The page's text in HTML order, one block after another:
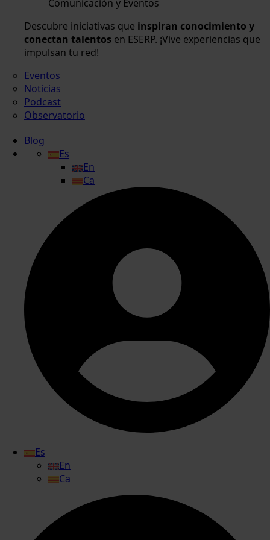
Comunicación y Eventos
Descubre iniciativas que inspiran conocimiento y
conectan talentos en ESERP. ¡Vive experiencias que
impulsan tu red!
Eventos
Noticias
Podcast
Observatorio
Blog
Es
En
Ca
Es
En
Ca